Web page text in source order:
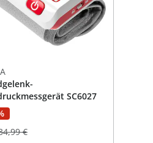
SC6027
€